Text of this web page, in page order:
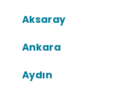
Aksaray
Ankara
Aydın